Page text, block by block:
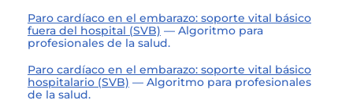
Paro cardíaco en el embarazo: soporte vital básico
fuera del hospital (SVB) — Algoritmo para
profesionales de la salud.
Paro cardíaco en el embarazo: soporte vital básico
hospitalario (SVB) — Algoritmo para profesionales
de la salud.